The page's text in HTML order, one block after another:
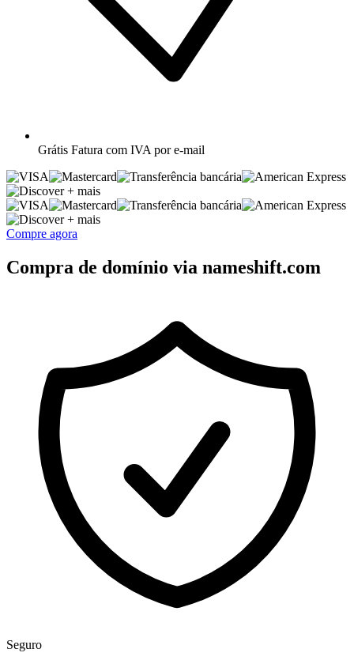
Grátis Fatura com IVA por e-mail
+ mais
+ mais
Compre agora
Compra de domínio via nameshift.com
Seguro